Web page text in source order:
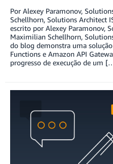
Por Alexey Paramonov,
Schellhorn, Solutions Architect
escrito por Alexey Paramonov,
Maximilian Schellhorn,
do blog demonstra uma
Functions e Amazon API
progresso de execução de um